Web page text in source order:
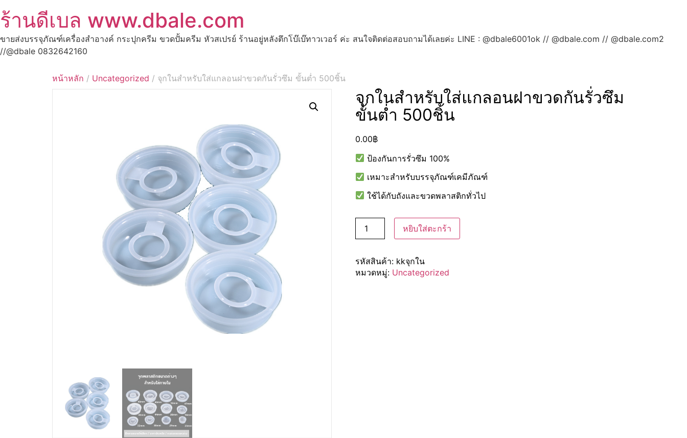
ร้านดีเบล www.dbale.com
ขายส่งบรรจุภัณฑ์เครื่องสำอางค์ กระปุกครีม ขวดปั้มครีม หัวสเปรย์ ร้านอยู่หลังตึกโบ๊เบ๊ทาวเวอร์ ค่ะ สนใจติดต่อสอบถามได้เลยค่ะ LINE : @dbale6001ok // @dbale.com // @dbale.com2
//@dbale 0832642160
หน้าหลัก / Uncategorized / จุกในสำหรับใส่แกลอนฝาขวดกันรั่วซึม ขั้นต่ำ 500ชิ้น
จุกในสำหรับใส่แกลอนฝาขวดกันรั่วซึม
ขั้นต่ำ 500ชิ้น
0.00฿
ป้องกันการรั่วซึม 100%
เหมาะสำหรับบรรจุภัณฑ์เคมีภัณฑ์
ใช้ได้กับถังและขวดพลาสติกทั่วไป
หยิบใส่ตะกร้า
รหัสสินค้า: kkจุกใน
หมวดหมู่: Uncategorized